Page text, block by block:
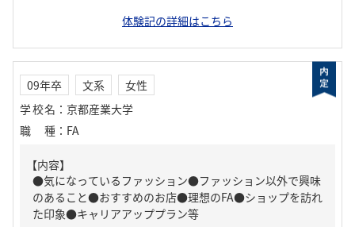
体験記の詳細はこちら
09年卒 文系
女性
学校名 ： 京都産業大学
職種 ： FA
【内容】
●気になっているファッション●ファッション以外で興味
のあること●おすすめのお店●理想のFA●ショップを訪れ
た印象●キャリアアッププラン等